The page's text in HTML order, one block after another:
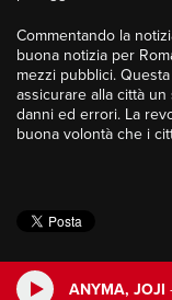
ANYMA, JOJI
Commentando la
buona notizia per
mezzi pubblici.
assicurare alla città
danni ed errori. La
buona volontà che i